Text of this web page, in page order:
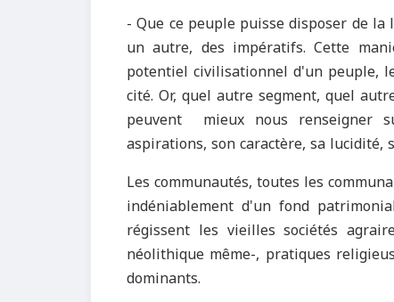
- Que ce peuple puisse disposer de
un autre, des impératifs. Cette
potentiel civilisationnel d'un peuple,
cité. Or, quel autre segment, quel
peuvent mieux nous renseigner
aspirations, son caractère, sa lucidité,
Les communautés, toutes les
indéniablement d'un fond
régissent les vieilles sociétés
néolithique même-, pratiques
dominants.